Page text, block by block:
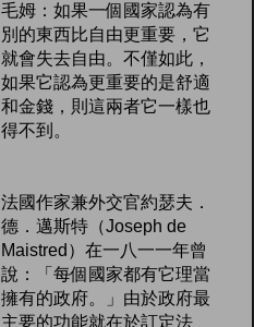
毛姆：如果一個國家認為有
別的東西比自由更重要，它
就會失去自由。不僅如此，
如果它認為更重要的是舒適
和金錢，則這兩者它一樣也
得不到。
法國作家兼外交官約瑟夫．
德．邁斯特（Joseph de
Maistred）在一八一一年曾
說：「每個國家都有它理當
擁有的政府。」由於政府最
主要的功能就在於訂定法